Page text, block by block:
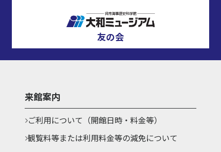
友の会
来館案内
ご利用について（開館日時・料金等）
観覧料等または利用料金等の減免について